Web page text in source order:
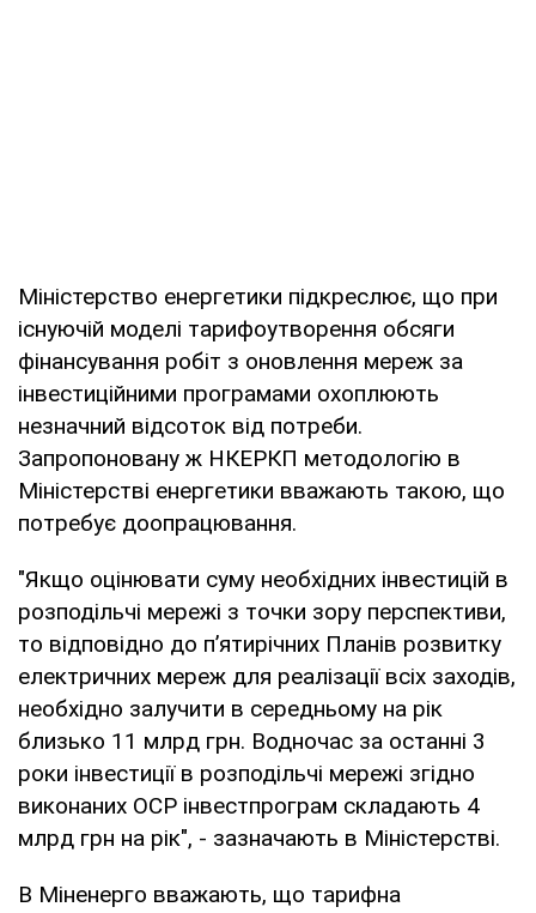
Міністерство енергетики підкреслює, що при
існуючій моделі тарифоутворення обсяги
фінансування робіт з оновлення мереж за
інвестиційними програмами охоплюють
незначний відсоток від потреби.
Запропоновану ж НКЕРКП методологію в
Міністерстві енергетики вважають такою, що
потребує доопрацювання.
"Якщо оцінювати суму необхідних інвестицій в
розподільчі мережі з точки зору перспективи,
то відповідно до п’ятирічних Планів розвитку
електричних мереж для реалізації всіх заходів,
необхідно залучити в середньому на рік
близько 11 млрд грн. Водночас за останні 3
роки інвестиції в розподільчі мережі згідно
виконаних ОСР інвестпрограм складають 4
млрд грн на рік", - зазначають в Міністерстві.
В Міненерго вважають, що тарифна